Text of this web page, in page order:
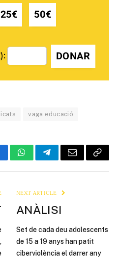
25€ 50€
DONAR
vaga educació
WhatsAppTelegramEmail Copy
NEXT ARTICLE
ANÀLISI
Set de cada deu adolescents
de 15 a 19 anys han patit
ciberviolència el darrer any